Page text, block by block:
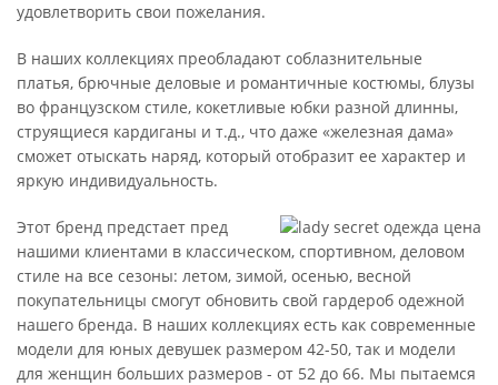
удовлетворить свои пожелания.
В наших коллекциях преобладают соблазнительные
платья, брючные деловые и романтичные костюмы, блузы
во французском стиле, кокетливые юбки разной длинны,
струящиеся кардиганы и т.д., что даже «железная дама»
сможет отыскать наряд, который отобразит ее характер и
яркую индивидуальность.
Этот бренд предстает пред
нашими клиентами в классическом, спортивном, деловом
стиле на все сезоны: летом, зимой, осенью, весной
покупательницы смогут обновить свой гардероб одежной
нашего бренда. В наших коллекциях есть как современные
модели для юных девушек размером 42-50, так и модели
для женщин больших размеров - от 52 до 66. Мы пытаемся